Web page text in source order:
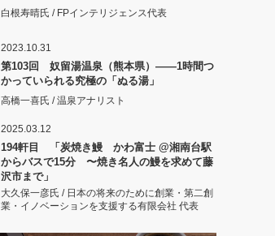
白根寿晴氏 / FPインテリジェンス代表
2023.10.31
第103回 奴留湯温泉（熊本県）――1時間つ
かっていられる究極の「ぬる湯」
高橋一喜氏 / 温泉アナリスト
2025.03.12
194軒目 「炭焼き鰻 かわ富士 @湘南台駅
からバスで15分 〜焼き名人の鰻を求めて藤
沢市まで」
大久保一彦氏 / 日本の将来のために創業・第二創
業・イノベーションを支援する有限会社 代表